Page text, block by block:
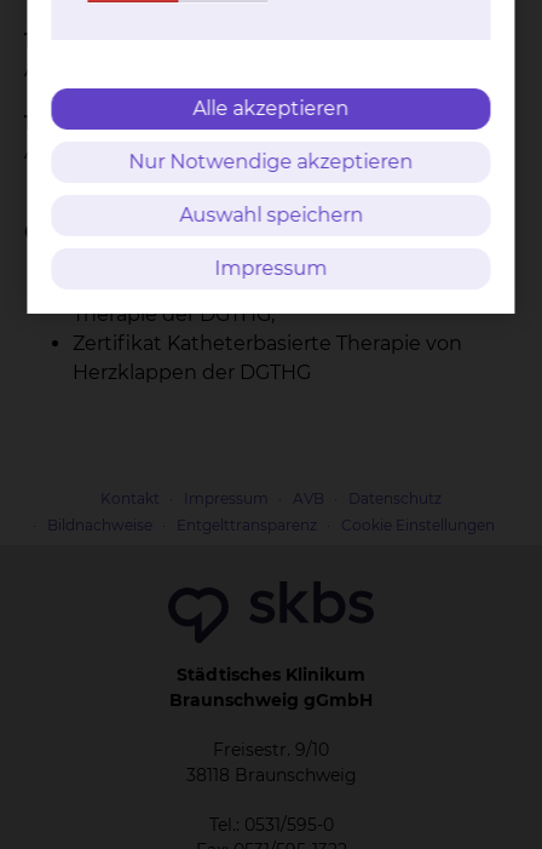
12/1993
Approbation
1993-1994
AIP Unfallchirurgie MHH
Qualifikation
Zertifikat Herzschrittmacher- ICD, und CRT-
Therapie der DGTHG,
Zertifikat Katheterbasierte Therapie von
Herzklappen der DGTHG
Kontakt Impressum AVB
Datenschutz
Bildnachweise
Entgelttransparenz Cookie Einstellungen
Städtisches Klinikum
Braunschweig gGmbH
Freisestr. 9/10
38118 Braunschweig
Tel.: 0531/595-0
Alle akzeptieren
Nur Notwendige akzeptieren
Auswahl speichern
Impressum